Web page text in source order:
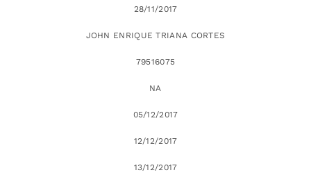
28/11/2017
JOHN ENRIQUE TRIANA CORTES
79516075
NA
05/12/2017
12/12/2017
13/12/2017